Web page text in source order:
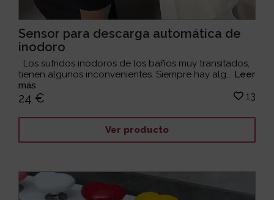
Sensor para descarga automática de
inodoro
Los sufridos inodoros de los baños muy transitados,
tienen algunos inconvenientes. Siempre hay alg... Leer
más
24 € 13
Ver producto